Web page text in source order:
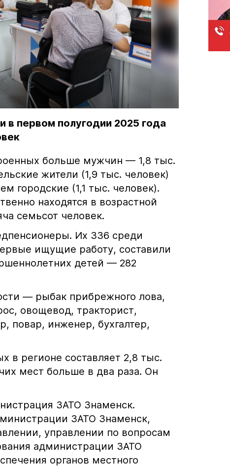
в первом полугодии 2025 года
больше мужчин — 1,8 тыс.
жители (1,9 тыс. человек)
городские (1,1 тыс. человек).
находятся в возрастной
семьсот человек.
Их 336 среди
ищущие работу, составили
детей — 282
— рыбак прибрежного лова,
овощевод, тракторист,
повар, инженер, бухгалтер,
в регионе составляет 2,8 тыс.
мест больше в два раза. Он
ЗАТО Знаменск.
ЗАТО Знаменск,
управлении по вопросам
администрации ЗАТО
органов местного